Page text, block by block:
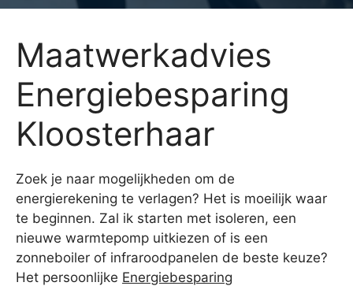
Maatwerkadvies
Energiebesparing
Kloosterhaar
Zoek je naar mogelijkheden om de
energierekening te verlagen? Het is moeilijk waar
te beginnen. Zal ik starten met isoleren, een
nieuwe warmtepomp uitkiezen of is een
zonneboiler of infraroodpanelen de beste keuze?
Het persoonlijke Energiebesparing